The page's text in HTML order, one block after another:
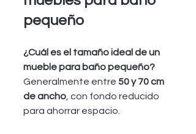
pequeño
¿Cuál es el tamaño ideal de un
mueble para baño pequeño?
Generalmente entre 50 y 70 cm
de ancho , con fondo reducido
para ahorrar espacio.